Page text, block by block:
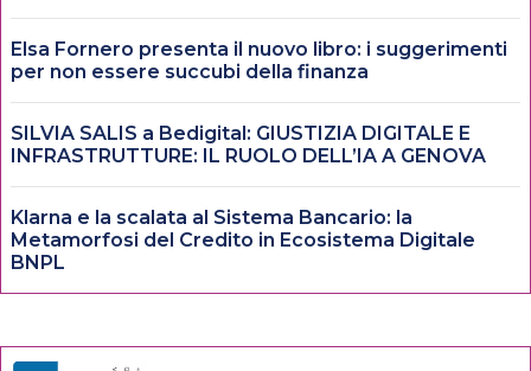
Elsa Fornero presenta il nuovo libro: i suggerimenti
per non essere succubi della finanza
SILVIA SALIS a Bedigital: GIUSTIZIA DIGITALE E
INFRASTRUTTURE: IL RUOLO DELL’IA A GENOVA
Klarna e la scalata al Sistema Bancario: la
Metamorfosi del Credito in Ecosistema Digitale
BNPL